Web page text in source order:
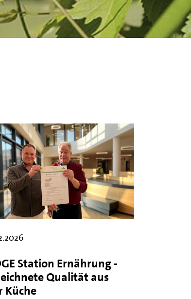
Station Ernährung -
Qualität aus
Küche